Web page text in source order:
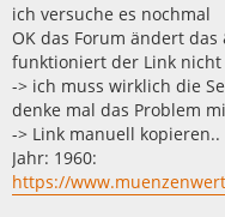
ich versuche es nochmal
OK das Forum ändert
funktioniert der Link
-> ich muss wirklich die
denke mal das Problem
-> Link manuell kopieren..
Jahr: 1960:
https://